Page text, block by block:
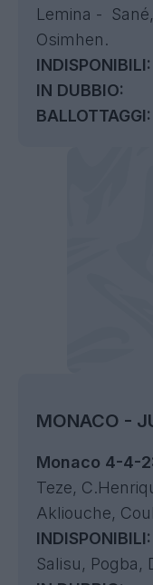
Lemina -
Osimhen.
INDISPONIBILI:
IN DUBBIO:
BALLOTTAGGI:
MONACO -
Monaco 4-4-2:
Teze,
Akliouche,
INDISPONIBILI:
Salisu, Pogba,